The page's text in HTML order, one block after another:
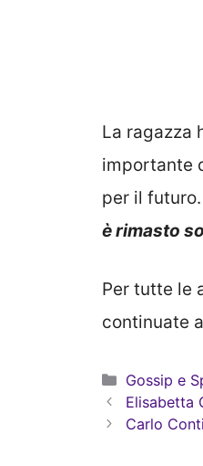
La ragazza
importante
per il futuro.
è rimasto
Per tutte le
continuate
Categorie
Gossip e
Elisabetta
Carlo